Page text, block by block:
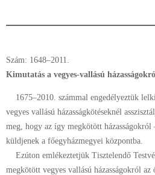
Szám: 1648–2011.
Kimutatás a vegyes-vallású
1675–2010. számmal engedélyeztük
vegyes vallású házasságkötéseknél
meg, hogy az így megkötött
küldjenek a főegyházmegyei központba.
Ezúton emlékeztetjük Tisztelendő
megkötött vegyes vallású házasságokról